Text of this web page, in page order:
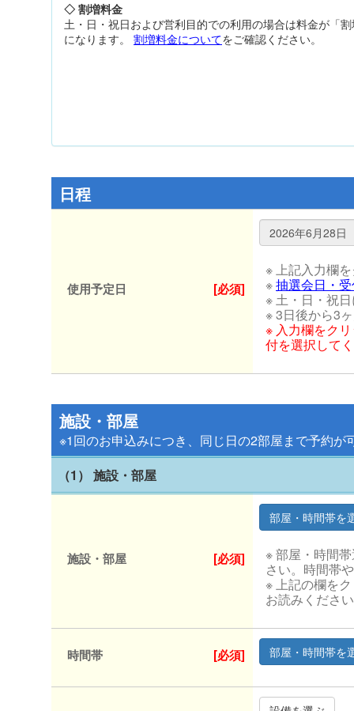
◇ 割増料金
土・日・祝日および営利目的での利用の場合は料金が「
になります。 割増料金についてをご確認ください。
日程
使用予定日 [必須]
※ 上記入力欄
※抽選会日・
※ 土・日・祝
※ 3日後から3
※ 入力欄をク
付を選択して
施設・部屋
※1回のお申込みにつき、同じ日の2部屋まで予約
（1） 施設・部屋
施設・部屋 [必須]
※ 部屋・時間
さい。時間帯
※ 上記の欄を
お読みくださ
時間帯 [必須]